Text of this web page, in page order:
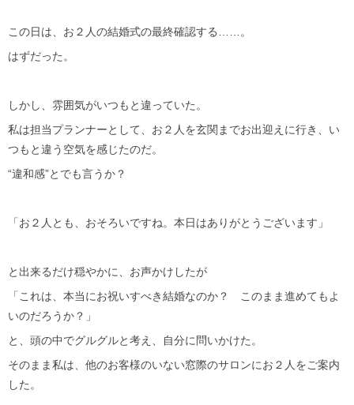
この日は、お２人の結婚式の最終確認する……。
はずだった。
しかし、雰囲気がいつもと違っていた。
私は担当プランナーとして、お２人を玄関までお出迎えに行き、い
つもと違う空気を感じたのだ。
“違和感”とでも言うか？
「お２人とも、おそろいですね。本日はありがとうございます」
と出来るだけ穏やかに、お声かけしたが
「これは、本当にお祝いすべき結婚なのか？ このまま進めてもよ
いのだろうか？」
と、頭の中でグルグルと考え、自分に問いかけた。
そのまま私は、他のお客様のいない窓際のサロンにお２人をご案内
した。